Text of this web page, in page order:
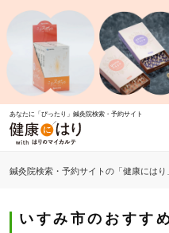
あなたに「ぴったり」鍼灸院検索・予約サイト
鍼灸院検索・予約サイトの「健康にはり
いすみ市のおすす